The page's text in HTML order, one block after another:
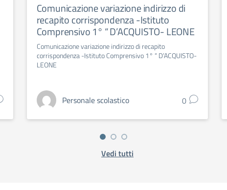
Comunicazione variazione indirizzo di
recapito corrispondenza -Istituto
Comprensivo 1° “ D’ACQUISTO- LEONE
Comunicazione variazione indirizzo di recapito
corrispondenza -Istituto Comprensivo 1° “ D’ACQUISTO-
LEONE
Personale scolastico 0
Vedi tutti